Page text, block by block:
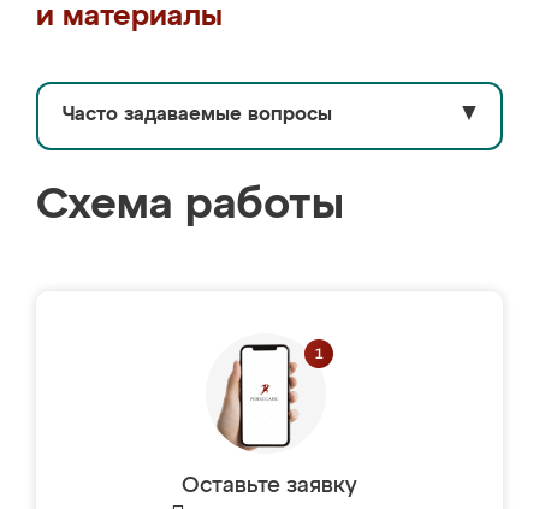
и материалы
Часто задаваемые вопросы ▼
Схема работы
Оставьте заявку